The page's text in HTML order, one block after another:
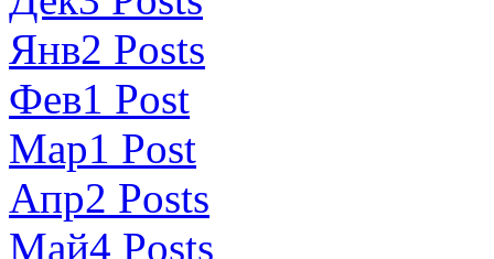
Янв2 Posts
Фев1 Post
Мар1 Post
Апр2 Posts
Май4 Posts